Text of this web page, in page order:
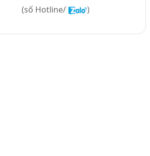
(số Hotline/ )